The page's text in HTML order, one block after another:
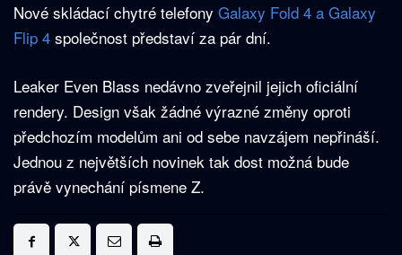
Nové skládací chytré telefony Galaxy Fold 4 a Galaxy
Flip 4 společnost představí za pár dní.
Leaker Even Blass nedávno zveřejnil jejich oficiální
rendery. Design však žádné výrazné změny oproti
předchozím modelům ani od sebe navzájem nepřináší.
Jednou z největších novinek tak dost možná bude
právě vynechání písmene Z.